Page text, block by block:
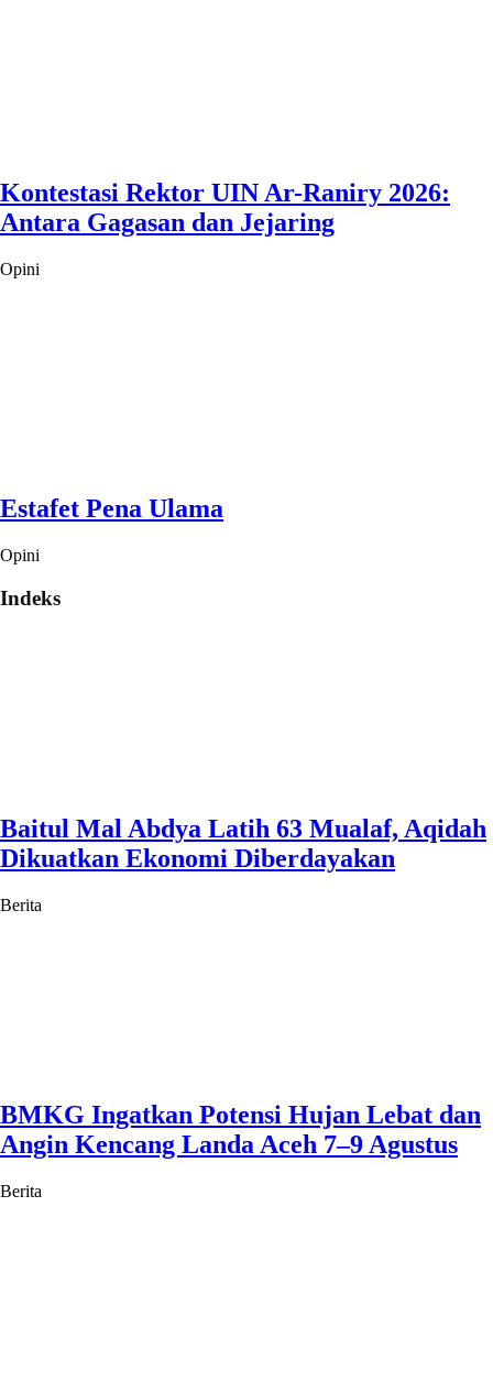
Kontestasi Rektor UIN Ar-Raniry 2026:
Antara Gagasan dan Jejaring
Opini
Estafet Pena Ulama
Opini
Indeks
Baitul Mal Abdya Latih 63 Mualaf, Aqidah
Dikuatkan Ekonomi Diberdayakan
Berita
BMKG Ingatkan Potensi Hujan Lebat dan
Angin Kencang Landa Aceh 7–9 Agustus
Berita